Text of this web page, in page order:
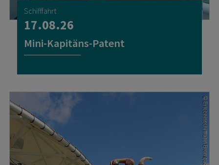
Schifffahrt
17.08.26
Mini-Kapitäns-Patent